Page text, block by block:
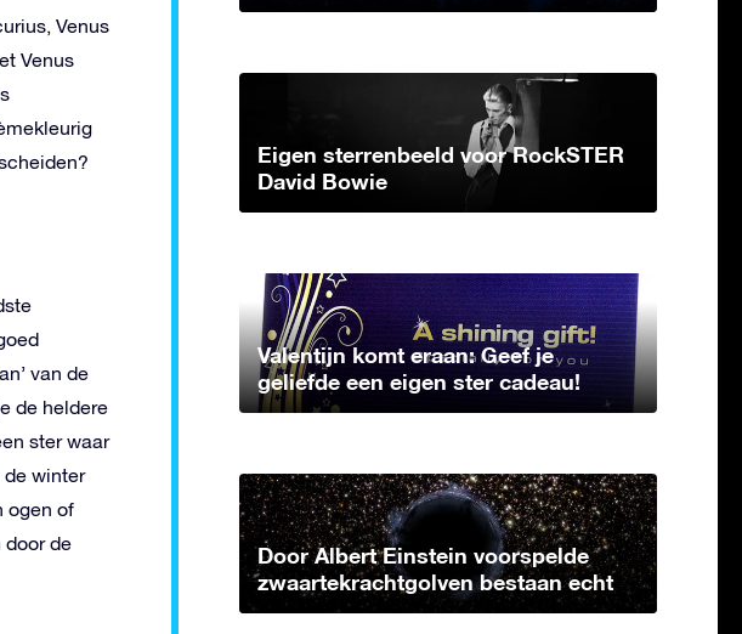
Venus
Venus
van de
de heldere
ster waar
de winter
ogen of
door de
Eigen sterrenbeeld voor RockSTER
David Bowie
Valentijn komt eraan: Geef je
geliefde een eigen ster cadeau!
Door Albert Einstein voorspelde
zwaartekrachtgolven bestaan echt